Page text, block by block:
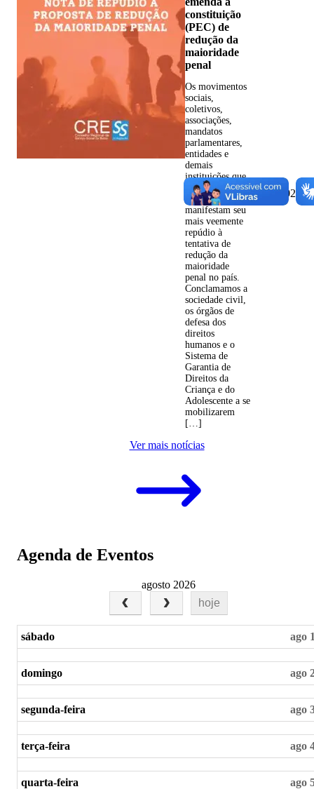
constituição
(PEC) de
redução da
maioridade
penal
Os movimentos
sociais,
coletivos,
associações,
mandatos
parlamentares,
entidades e
demais
instituições que
subscrevem este
documento
manifestam seu
mais veemente
repúdio à
tentativa de
redução da
maioridade
penal no país.
Conclamamos a
sociedade civil,
os órgãos de
defesa dos
direitos
humanos e o
Sistema de
Garantia de
Direitos da
Criança e do
Adolescente a se
mobilizarem
[…]
30/07/2026
Ver mais notícias
Agenda de Eventos
agosto 2026
hoje
sábado ago
domingo ago
segunda-feira ago
terça-feira ago
quarta-feira ago